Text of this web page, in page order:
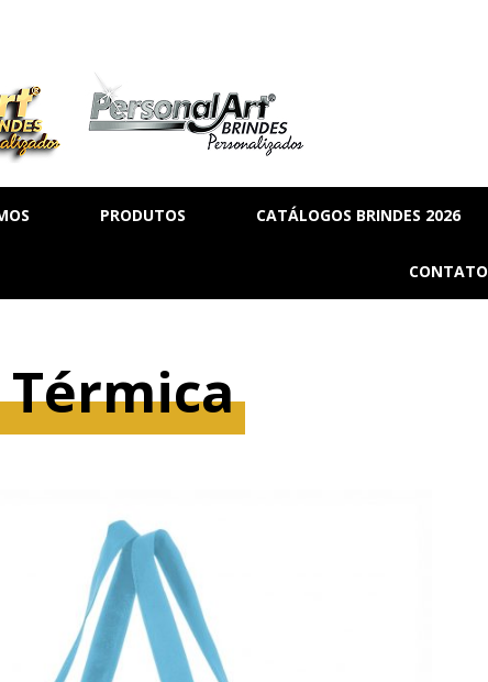
PRODUTOS
AGENDA SEMANAL
CADERNOS
MOLESKINE
CANETAS
CHAVEIROS
IMPORTADOS
IMPRESSOS COMERCIAIS
KIT CANETA LAPISEIRA
CATÁLOGOS BRINDES 2026
BRINDES_02
CONTATO